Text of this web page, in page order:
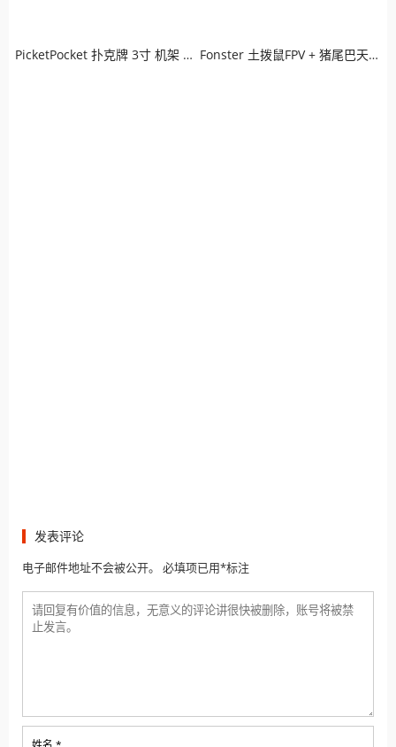
PicketPocket 扑克牌 3寸 机架 LED炫彩版穿越机 Fonster 土拨鼠FPV + 猪尾巴天线 + 极光高清图传
发表评论
电子邮件地址不会被公开。 必填项已用*标注